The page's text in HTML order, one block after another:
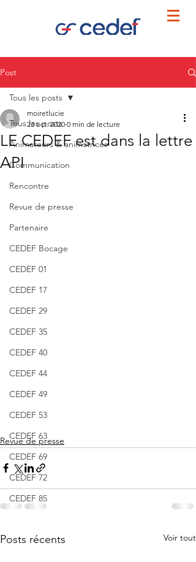
Post
Tous les posts
Animateurs & animatrices
Communication
Rencontre
Revue de presse
Partenaire
CEDEF Bocage
CEDEF 01
CEDEF 17
CEDEF 29
CEDEF 35
CEDEF 40
CEDEF 44
CEDEF 49
CEDEF 53
CEDEF 63
CEDEF 69
CEDEF 72
CEDEF 85
Tous les posts
LE CEDEF est dans la lettre
API
moiretlucie
23 oct. 2020 0 min de lecture
Revue de presse
Posts récents Voir tout